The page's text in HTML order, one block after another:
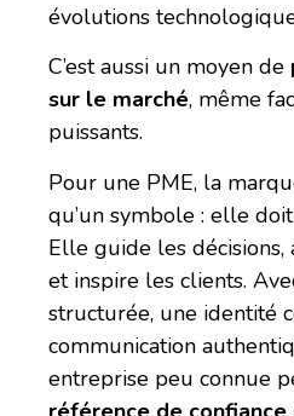
évolutions
C’est aussi un moyen de
sur le marché, même
puissants.
Pour une PME, la
qu’un symbole : elle
Elle guide les
et inspire les clients.
structurée, une identité
communication
entreprise peu connue